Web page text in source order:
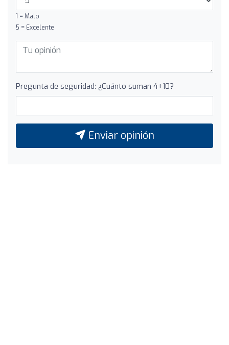
1 = Malo
5 = Excelente
Pregunta de seguridad: ¿Cuánto suman 4+10?
Enviar opinión